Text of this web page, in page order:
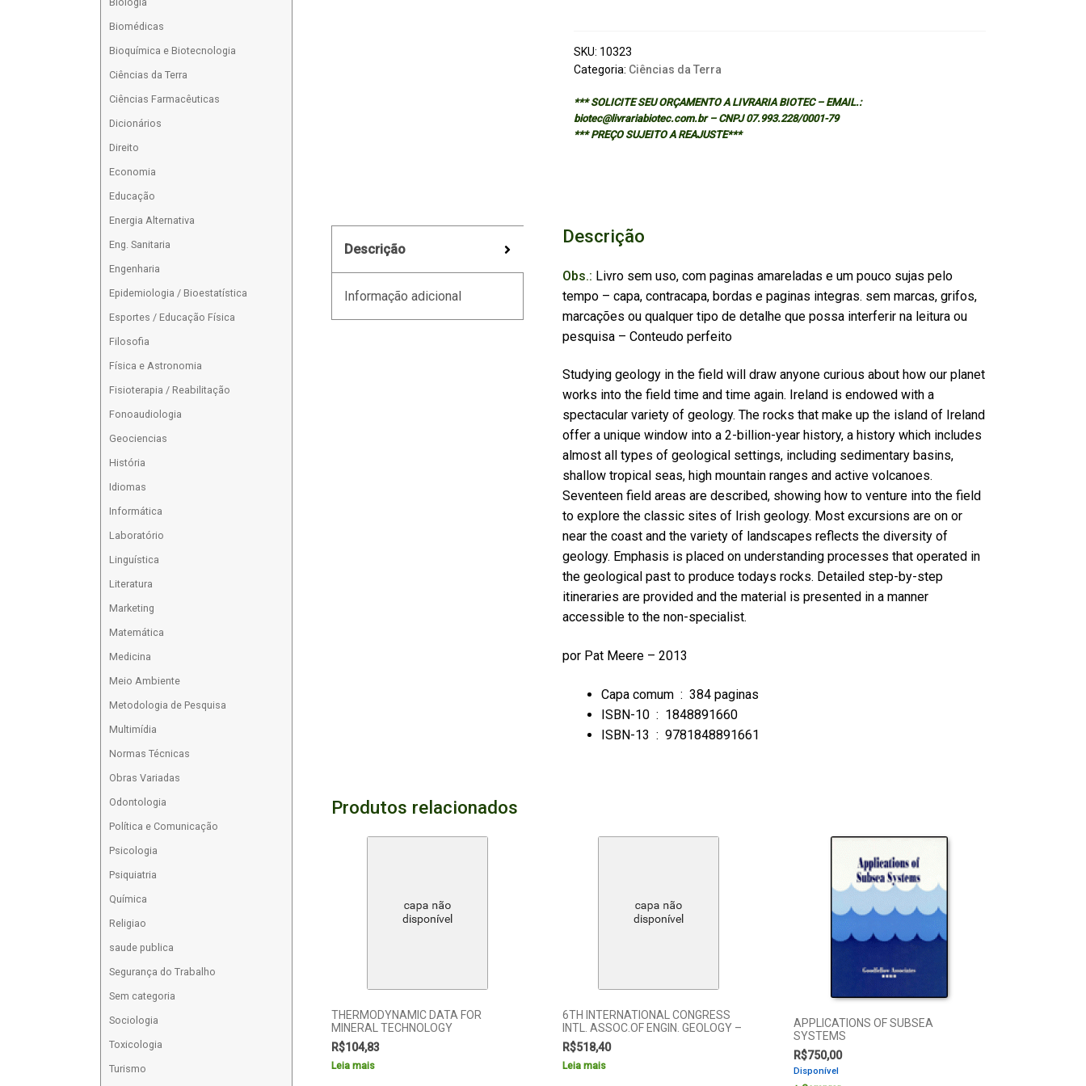
FIELD
GUIDE
SKU: 10323
Categoria: Ciências da Terra
*** SOLICITE SEU ORÇAMENTO A LIVRARIA BIOTEC – EMAIL.:
biotec@livrariabiotec.com.br – CNPJ 07.993.228/0001-79
*** PREÇO SUJEITO A REAJUSTE***
Descrição
Informação adicional
Descrição
Obs.: Livro sem uso, com paginas amareladas e um pouco sujas pelo
tempo – capa, contracapa, bordas e paginas integras. sem marcas, grifos,
marcações ou qualquer tipo de detalhe que possa interferir na leitura ou
pesquisa – Conteudo perfeito
Studying geology in the field will draw anyone curious about how our planet
works into the field time and time again. Ireland is endowed with a
spectacular variety of geology. The rocks that make up the island of Ireland
offer a unique window into a 2-billion-year history, a history which includes
almost all types of geological settings, including sedimentary basins,
shallow tropical seas, high mountain ranges and active volcanoes.
Seventeen field areas are described, showing how to venture into the field
to explore the classic sites of Irish geology. Most excursions are on or
near the coast and the variety of landscapes reflects the diversity of
geology. Emphasis is placed on understanding processes that operated in
the geological past to produce todays rocks. Detailed step-by-step
itineraries are provided and the material is presented in a manner
accessible to the non-specialist.
por Pat Meere – 2013
Capa comum ‏ : ‎ 384 paginas
ISBN-10 ‏ : ‎ 1848891660
ISBN-13 ‏ : ‎ 9781848891661
Produtos relacionados
THERMODYNAMIC DATA FOR
MINERAL TECHNOLOGY
R$104,83
Leia mais
6TH INTERNATIONAL CONGRESS
INTL. ASSOC.OF ENGIN. GEOLOGY –
R$518,40
Leia mais
APPLICATIONS OF SUBSEA
SYSTEMS
R$750,00
Disponível
Biomédicas
Bioquímica e Biotecnologia
Ciências da Terra
Ciências Farmacêuticas
Dicionários
Direito
Economia
Educação
Energia Alternativa
Eng. Sanitaria
Engenharia
Epidemiologia / Bioestatística
Esportes / Educação Física
Filosofia
Física e Astronomia
Fisioterapia / Reabilitação
Fonoaudiologia
Geociencias
História
Idiomas
Informática
Laboratório
Linguística
Literatura
Marketing
Matemática
Medicina
Meio Ambiente
Metodologia de Pesquisa
Multimídia
Normas Técnicas
Obras Variadas
Odontologia
Política e Comunicação
Psicologia
Psiquiatria
Química
Religiao
saude publica
Segurança do Trabalho
Sem categoria
Sociologia
Toxicologia
Turismo